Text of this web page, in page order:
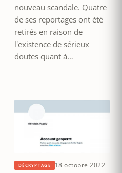
nouveau scandale. Quatre
de ses reportages ont été
retirés en raison de
l'existence de sérieux
doutes quant à…
DÉCRYPTAGE 18 octobre 2022